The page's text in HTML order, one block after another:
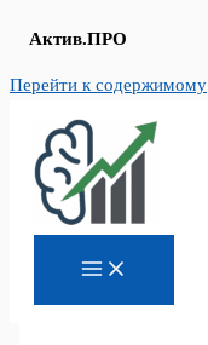
Актив.ПРО
Перейти к содержимому